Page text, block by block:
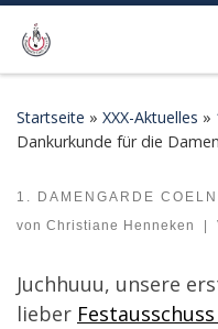
Zum Inhalt springen
Startseite » XXX-Aktuelles »
Dankurkunde für die
1. DAMENGARDE COELN
von Christiane Henneken
Juchhuuu, unsere
lieber